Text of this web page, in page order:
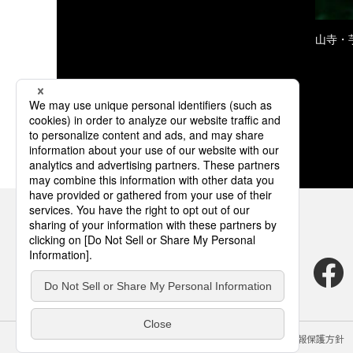
山寺・
サイトのご利用にあたって クッキーポリシー 個人情報保護方針